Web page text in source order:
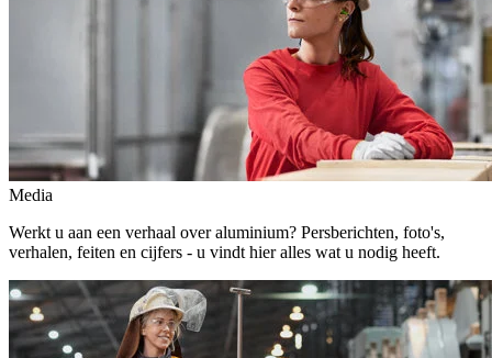
Media
Werkt u aan een verhaal over aluminium? Persberichten, foto's,
verhalen, feiten en cijfers - u vindt hier alles wat u nodig heeft.